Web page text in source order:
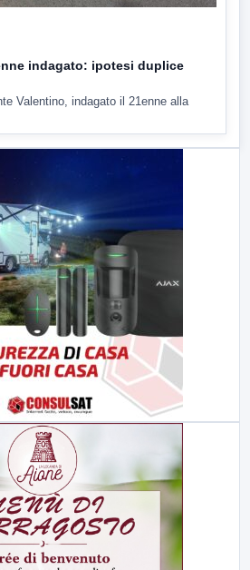
indagato: ipotesi duplice
Valentino, indagato il 21enne alla